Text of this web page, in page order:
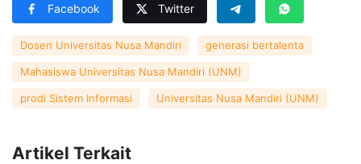
Facebook Twitter
Dosen Universitas Nusa Mandiri generasi bertalenta
Mahasiswa Universitas Nusa Mandiri (UNM)
prodi Sistem Informasi Universitas Nusa Mandiri (UNM)
Artikel Terkait